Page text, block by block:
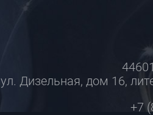
ул. Дизельная, дом 16,
+7